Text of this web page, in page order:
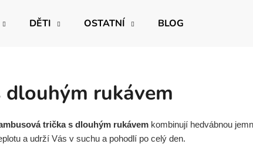
DĚTI OSTATNÍ BLOG
rukávem
trička s dlouhým rukávem kombinují hedvábnou
a udrží Vás v suchu a pohodlí po celý den.